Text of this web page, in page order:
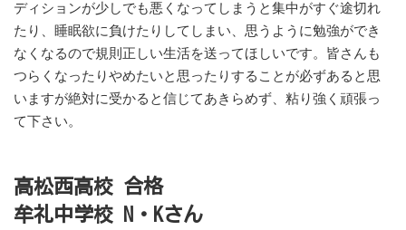
ディションが少しでも悪くなってしまうと集中がすぐ途切れ
たり、睡眠欲に負けたりしてしまい、思うように勉強ができ
なくなるので規則正しい生活を送ってほしいです。皆さんも
つらくなったりやめたいと思ったりすることが必ずあると思
いますが絶対に受かると信じてあきらめず、粘り強く頑張っ
て下さい。
高松西高校 合格
牟礼中学校 N・Kさん